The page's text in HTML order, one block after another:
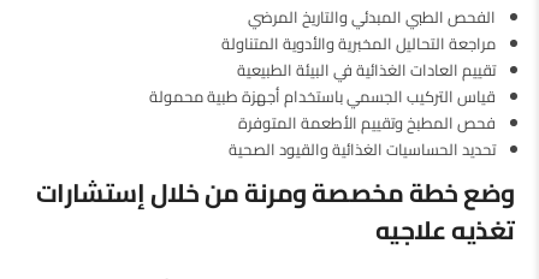
الفحص الطبي المبدئي والتاريخ المرضي
مراجعة التحاليل المخبرية والأدوية المتناولة
تقييم العادات الغذائية في البيئة الطبيعية
قياس التركيب الجسمي باستخدام أجهزة طبية محمولة
فحص المطبخ وتقييم الأطعمة المتوفرة
تحديد الحساسيات الغذائية والقيود الصحية
وضع خطة مخصصة ومرنة من خلال إستشارات
تغذيه علاجيه